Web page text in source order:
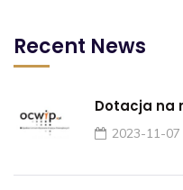
Recent News
Dotacja na
2023-11-07